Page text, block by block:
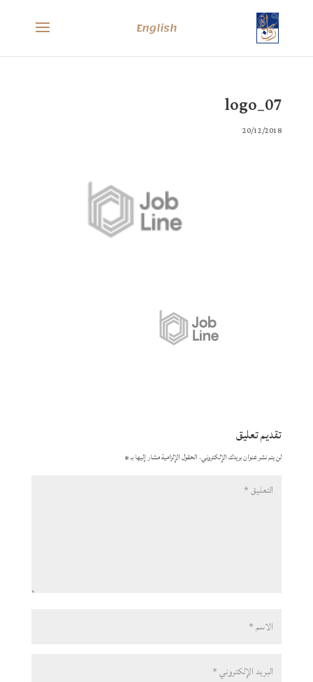
English
logo_07
20/12/2018
تقديم تعليق
لن يتم نشر عنوان بريدك الإلكتروني. الحقول الإلزامية مشار إليها بـ*